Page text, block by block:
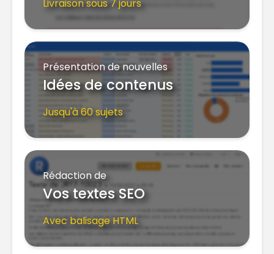
Livraison sous 7 jours
Présentation de nouvelles
Idées de contenus
Jusqu'à 60 sujets
Rédaction de
Vos textes SEO
Avec balisage HTML